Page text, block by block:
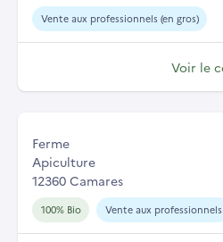
Vente aux professionnels (en gros)
Voir le
Ferme
Apiculture
12360 Camares
100% Bio Vente aux professionnels